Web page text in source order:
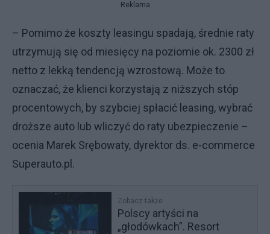
Reklama
– Pomimo że koszty leasingu spadają, średnie raty
utrzymują się od miesięcy na poziomie ok. 2300 zł
netto z lekką tendencją wzrostową. Może to
oznaczać, że klienci korzystają z niższych stóp
procentowych, by szybciej spłacić leasing, wybrać
droższe auto lub wliczyć do raty ubezpieczenie –
ocenia Marek Srębowaty, dyrektor ds. e-commerce
Superauto.pl.
Zobacz także
Polscy artyści na
„głodówkach”. Resort